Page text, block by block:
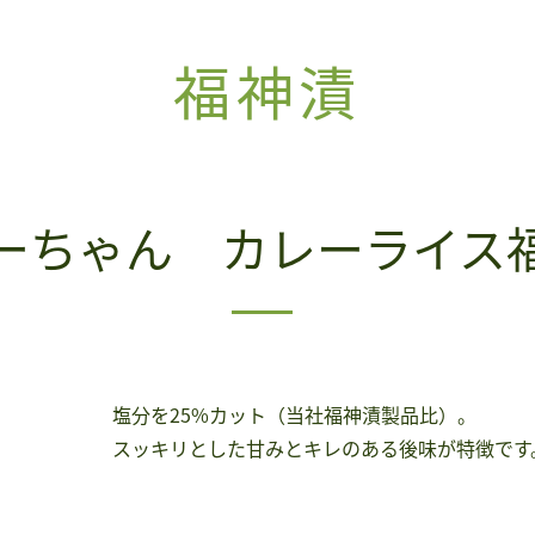
福神漬
ちゃん カレーライス
塩分を25%カット（当社福神漬製品比）。
スッキリとした甘みとキレのある後味が特徴です